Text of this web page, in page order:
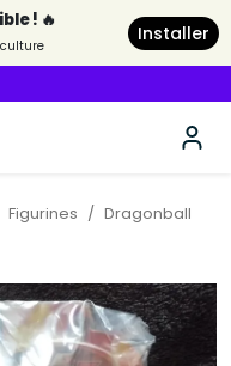
! 🔥
Installer
Figurines
Dragonball